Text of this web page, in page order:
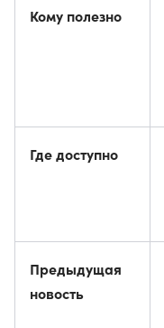
Кому полезно
Где доступно
Предыдущая
новость